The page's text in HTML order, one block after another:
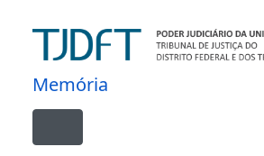
Memória
Toggle navigation